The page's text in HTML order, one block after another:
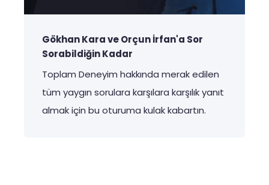
Gökhan Kara ve Orçun İrfan'a Sor
Sorabildiğin Kadar
Toplam Deneyim hakkında merakedilen
tüm yaygın sorulara karşılara karşılıkyanıt
almakiçin bu oturuma kulakkabartın.